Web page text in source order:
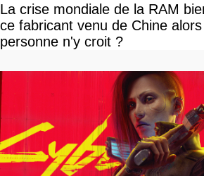
La crise mondiale de la RAM
ce fabricant venu de Chine
personne n'y croit ?